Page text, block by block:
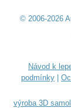
© 2006-2026
Návod k
podmínky
výroba 3D